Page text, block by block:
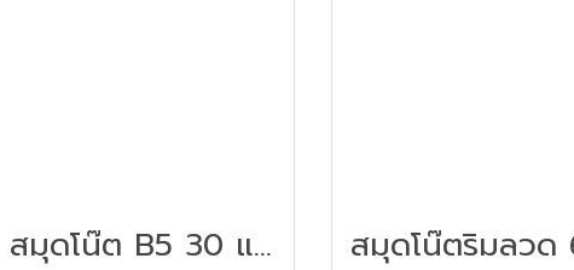
สมุดโน๊ต B5 30 แผ่น